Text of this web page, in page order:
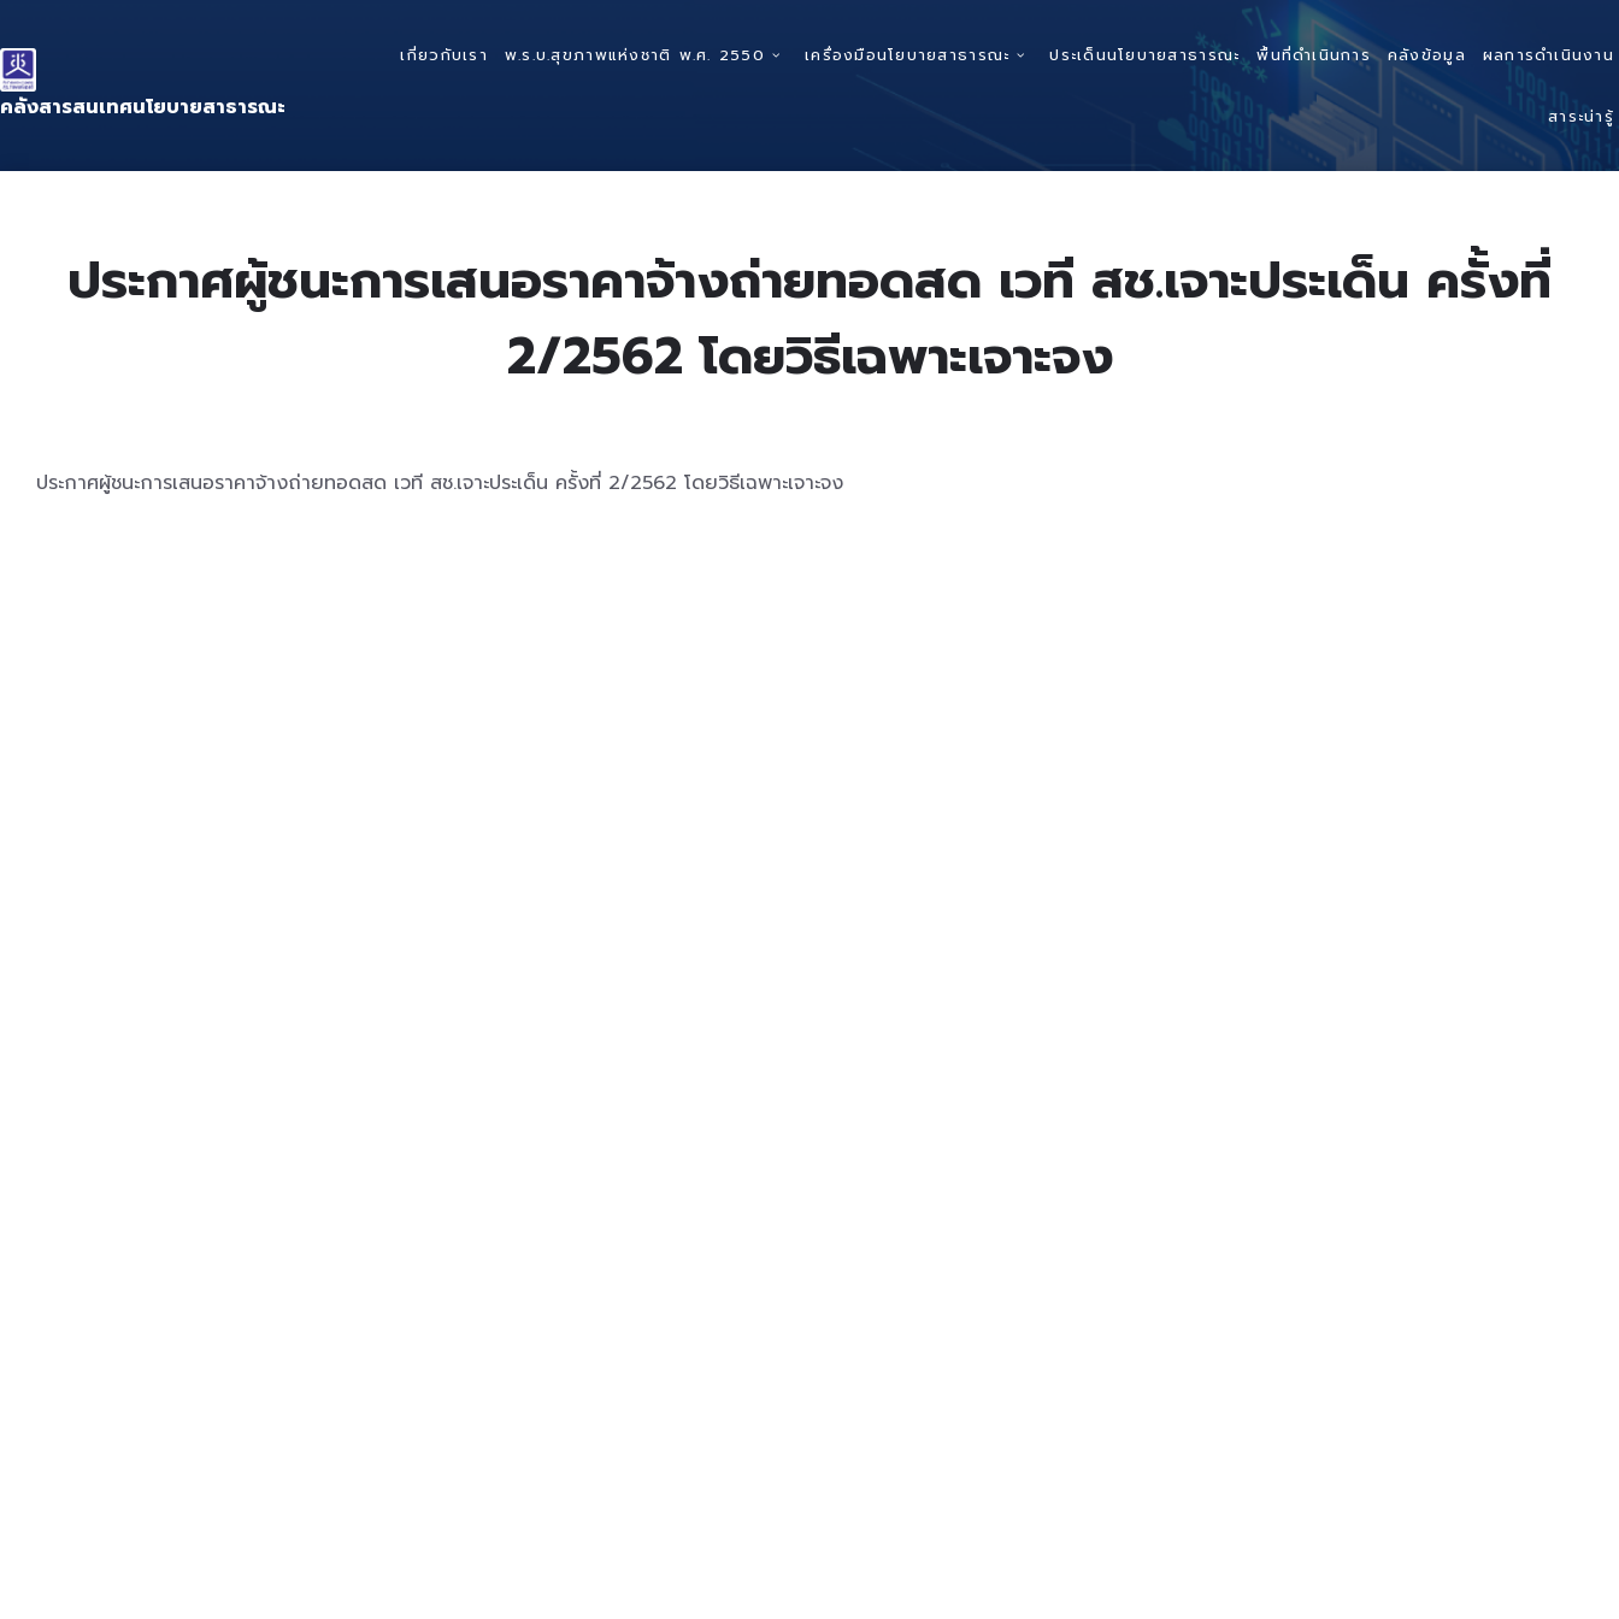
to
content
to
main
navigation
to
footer
คลังสารสนเทศนโยบายสาธารณะ
เกี่ยวกับเรา พ.ร.บ.สุขภาพแห่งชาติ พ.ศ. 2550 เครื่องมือนโยบายสาธารณะ ประเด็นนโยบายสาธารณะ พื้นที่ดำเนินการ คลังข้อมูล ผลการดำเนินงาน
สาระน่ารู้
ประกาศผู้ชนะการเสนอราคาจ้างถ่ายทอดสด เวที สช.เจาะประเด็น ครั้งที่
2/2562 โดยวิธีเฉพาะเจาะจง
ประกาศผู้ชนะการเสนอราคาจ้างถ่ายทอดสด เวที สช.เจาะประเด็น ครั้งที่ 2/2562 โดยวิธีเฉพาะเจาะจง